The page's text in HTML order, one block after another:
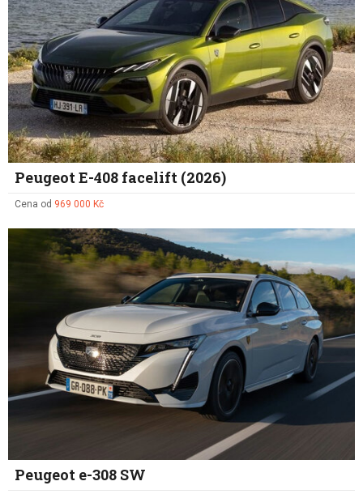
Peugeot E-408 facelift (2026)
Cena od 969 000 Kč
Peugeot e-308 SW